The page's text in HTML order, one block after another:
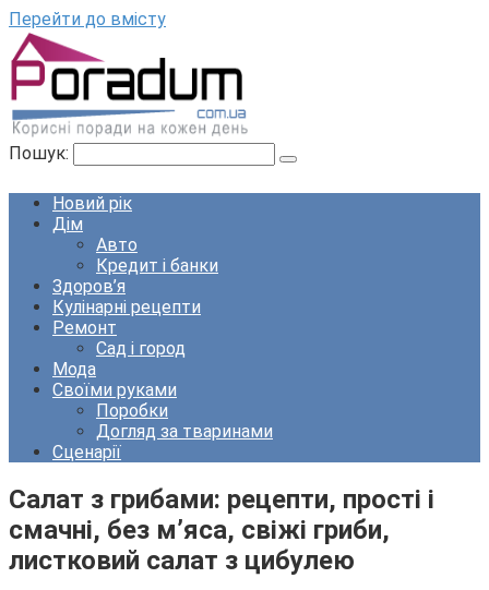
Перейти до вмісту
Пошук:
Новий рік
Дім
Авто
Кредит і банки
Здоров’я
Кулінарні рецепти
Ремонт
Сад і город
Мода
Своїми руками
Поробки
Догляд за тваринами
Сценарії
Салат з грибами: рецепти, прості і
смачні, без м’яса, свіжі гриби,
листковий салат з цибулею